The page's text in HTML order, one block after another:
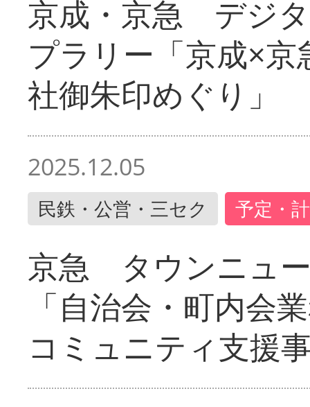
京成・京急 デジ
プラリー「京成×
社御朱印めぐり」
2025.12.05
民鉄・公営・三セク 予定・
京急 タウンニュ
「自治会・町内会
コミュニティ支援